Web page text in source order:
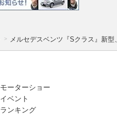
メルセデスベンツ『Sクラス』新
モーターショー
イベント
ランキング